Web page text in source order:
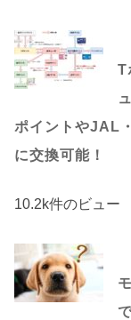
T
ポイントやJAL
に交換可能！
10.2k件のビュー